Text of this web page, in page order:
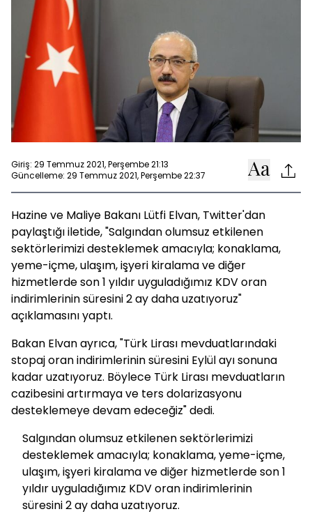
Giriş: 29 Temmuz 2021, Perşembe 21:13
Güncelleme: 29 Temmuz 2021, Perşembe 22:37
Hazine ve Maliye Bakanı Lütfi Elvan, Twitter'dan
paylaştığı iletide, "Salgından olumsuz etkilenen
sektörlerimizi desteklemek amacıyla; konaklama,
yeme-içme, ulaşım, işyeri kiralama ve diğer
hizmetlerde son 1 yıldır uyguladığımız KDV oran
indirimlerinin süresini 2 ay daha uzatıyoruz"
açıklamasını yaptı.
Bakan Elvan ayrıca, "Türk Lirası mevduatlarındaki
stopaj oran indirimlerinin süresini Eylül ayı sonuna
kadar uzatıyoruz. Böylece Türk Lirası mevduatların
cazibesini artırmaya ve ters dolarizasyonu
desteklemeye devam edeceğiz" dedi.
Salgından olumsuz etkilenen sektörlerimizi
desteklemek amacıyla; konaklama, yeme-içme,
ulaşım, işyeri kiralama ve diğer hizmetlerde son 1
yıldır uyguladığımız KDV oran indirimlerinin
süresini 2 ay daha uzatıyoruz.